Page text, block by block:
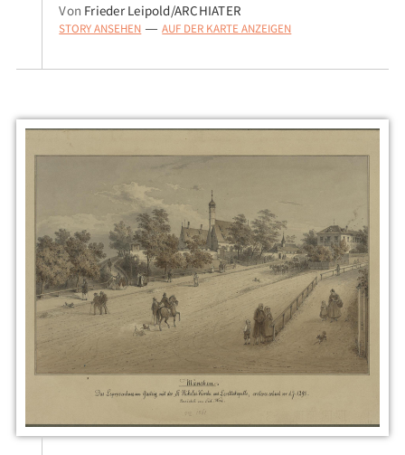
Von Frieder Leipold/ARCHIATER
STORY ANSEHEN — AUF DER KARTE ANZEIGEN